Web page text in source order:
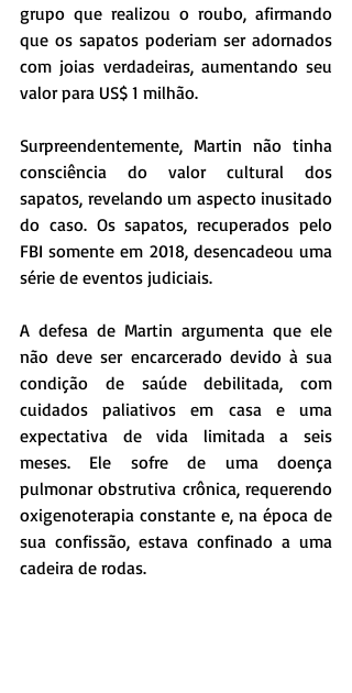
grupo que realizou o roubo, afirmando
que os sapatos poderiam ser adornados
com joias verdadeiras, aumentando seu
valor para US$ 1 milhão.
Surpreendentemente, Martin não tinha
consciência do valor cultural dos
sapatos, revelando um aspecto inusitado
do caso. Os sapatos, recuperados pelo
FBI somente em 2018, desencadeou uma
série de eventos judiciais.
A defesa de Martin argumenta que ele
não deve ser encarcerado devido à sua
condição de saúde debilitada, com
cuidados paliativos em casa e uma
expectativa de vida limitada a seis
meses. Ele sofre de uma doença
pulmonar obstrutiva crônica, requerendo
oxigenoterapia constante e, na época de
sua confissão, estava confinado a uma
cadeira de rodas.